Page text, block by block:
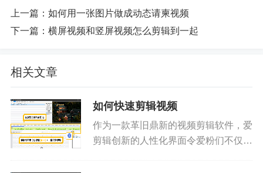
上一篇： 如何用一张图片做成动态请柬视频
下一篇： 横屏视频和竖屏视频怎么剪辑到一起
相关文章
如何快速剪辑视频
作为一款革旧鼎新的视频剪辑软件，爱
剪辑创新的人性化界面令爱粉们不仅能